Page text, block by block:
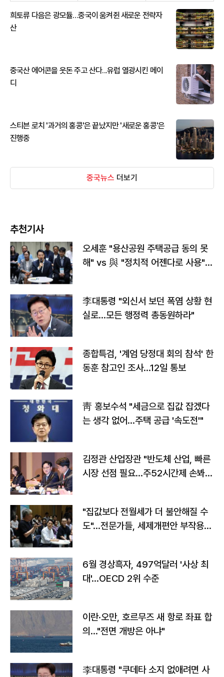
희토류 다음은 광모듈…중국이 움켜쥔 새로운 전략자
산
중국산 에어콘을 웃돈 주고 산다...유럽 열광시킨 메이
디
스티븐 로치 '과거의 홍콩'은 끝났지만 '새로운 홍콩'은
진행중
중국뉴스 더보기
추천기사
오세훈 "용산공원 주택공급 동의 못
해" vs 與 "정치적 어젠다로 사용"
李대통령 "외신서 보던 폭염 상황 현
실로…모든 행정력 총동원하라"
종합특검, '계엄 당정대 회의 참석' 한
동훈 참고인 조사...12일 통보
靑 홍보수석 "세금으로 집값 잡겠다
는 생각 없어…주택 공급 '속도전'"
김정관 산업장관 "반도체 산업, 빠른
시장 선점 필요…주52시간제 손봐
"집값보다 전월세가 더 불안해질 수
도"…전문가들, 세제개편안 부작용
6월 경상흑자, 497억달러 '사상 최
대'…OECD 2위 수준
이란·오만, 호르무즈 새 항로 좌표 합
의…"전면 개방은 아냐"
李대통령 "쿠데타 소지 없애려면 사